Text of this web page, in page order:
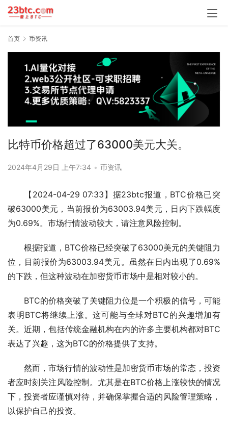
首页 币资讯
比特币价格超过了63000美元大关。
2024年4月29日 上午7:34 • 币资讯
【2024-04-29 07:33】据23btc报道，BTC价格已突
破63000美元，当前报价为63003.94美元，日内下跌幅度
为0.69%。市场行情波动较大，请注意风险控制。
根据报道，BTC价格已经突破了63000美元的关键阻力
位，目前报价为63003.94美元。虽然在日内出现了0.69%
的下跌，但这种波动在加密货币市场中是相对较小的。
BTC的价格突破了关键阻力位是一个积极的信号，可能
表明BTC将继续上涨。这可能与全球对BTC的兴趣增加有
关。近期，包括传统金融机构在内的许多主要机构都对BTC
表达了兴趣，这为BTC的价格提供了支持。
然而，市场行情的波动性是加密货币市场的常态，投资
者应时刻关注风险控制。尤其是在BTC价格上涨较快的情况
下，投资者应谨慎对待，并确保掌握合适的风险管理策略，
以保护自己的投资。